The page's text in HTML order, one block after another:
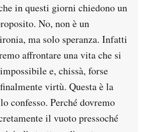
in questi giorni chiedono un
No, non è un
ma solo speranza. Infatti
affrontare una vita che si
e, chissà, forse
virtù. Questa è la
confesso. Perché dovremo
il vuoto pressoché